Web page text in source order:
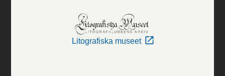
Litografiska museet